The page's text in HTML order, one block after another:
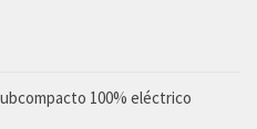
100% eléctrico